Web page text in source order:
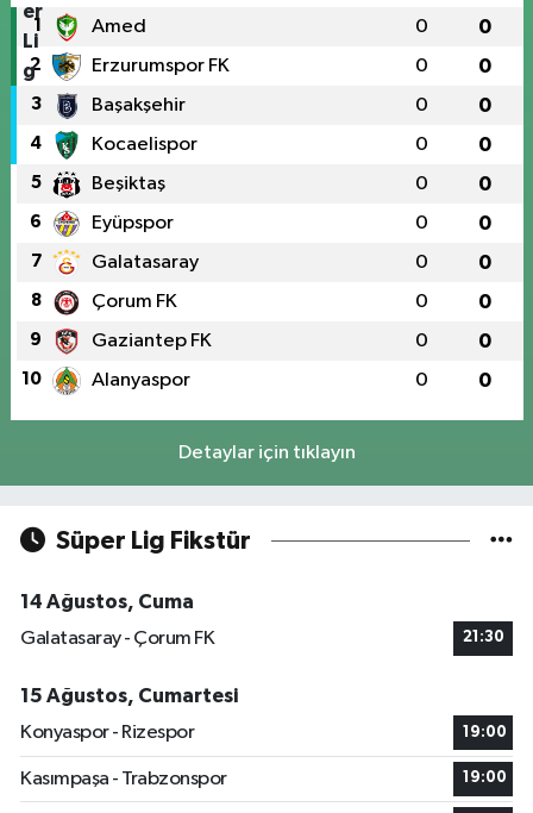
1 Amed 0 0
2 Erzurumspor FK 0 0
3 Başakşehir 0 0
4 Kocaelispor 0 0
5 Beşiktaş 0 0
6 Eyüpspor 0 0
7 Galatasaray 0 0
8 Çorum FK 0 0
9 Gaziantep FK 0 0
10 Alanyaspor 0 0
Detaylar için tıklayın
Süper Lig Fikstür
14 Ağustos, Cuma
Galatasaray - Çorum FK
21:30
15 Ağustos, Cumartesi
Konyaspor - Rizespor
19:00
Kasımpaşa - Trabzonspor 19:00